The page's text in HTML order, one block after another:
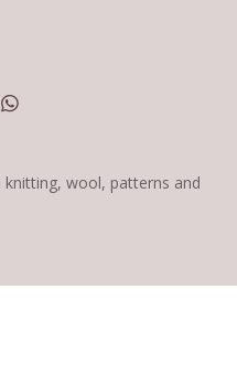
W
s
wool, patterns and